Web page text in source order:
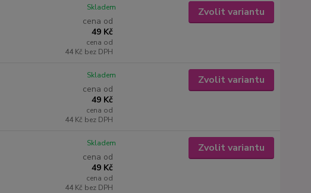
cena od
49 Kč
cena od
44 Kč bez DPH
Skladem Zvolit variantu
cena od
49 Kč
cena od
44 Kč bez DPH
Skladem Zvolit variantu
cena od
49 Kč
cena od
44 Kč bez DPH
Skladem Zvolit variantu